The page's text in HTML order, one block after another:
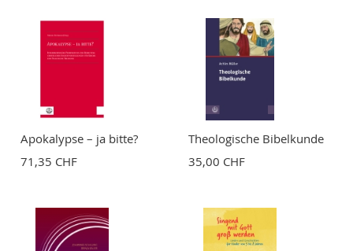
Zusammenfassung
Apokalypse – ja bitte?
71,35 CHF
Theologische Bibelkunde
35,00 CHF